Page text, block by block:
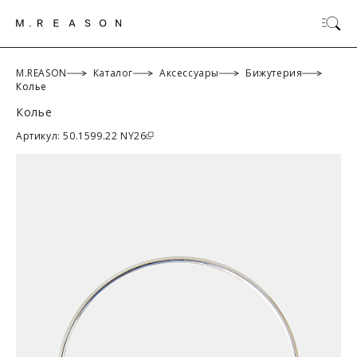
M.REASON Каталог Аксессуары
Бижутерия
Колье
Колье
Артикул: 50.1599.22 NY26